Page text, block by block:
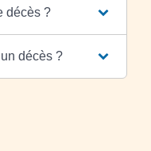
décès ?
décès ?